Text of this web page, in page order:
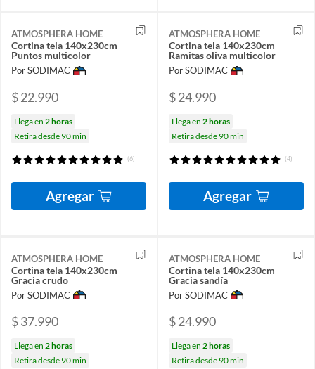
ATMOSPHERA HOME
Cortina tela 140x230cm
Puntos multicolor
Por SODIMAC
$ 22.990
Llega en 2 horas
Retira desde 90 min
(6)
Agregar
ATMOSPHERA HOME
Cortina tela 140x230cm
Ramitas oliva multicolor
Por SODIMAC
$ 24.990
Llega en 2 horas
Retira desde 90 min
(4)
Agregar
ATMOSPHERA HOME
Cortina tela 140x230cm
Gracia crudo
Por SODIMAC
$ 37.990
Llega en 2 horas
Retira desde 90 min
ATMOSPHERA HOME
Cortina tela 140x230cm
Gracia sandía
Por SODIMAC
$ 24.990
Llega en 2 horas
Retira desde 90 min